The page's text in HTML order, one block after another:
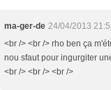
ma-ger-de 24/04/2013
<br /> <br /> rho ben ça
nou sfaut pour ingurgiter
<br /> <br /> <br />